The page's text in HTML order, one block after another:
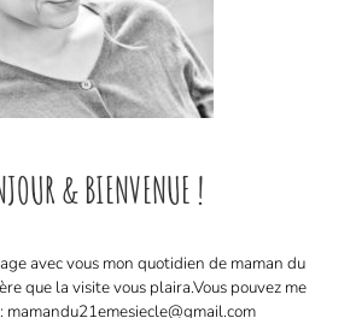
& BIENVENUE !
avec vous mon quotidien de maman du
que la visite vous plaira. ​ Vous pouvez me
mamandu21emesiecle@gmail.com